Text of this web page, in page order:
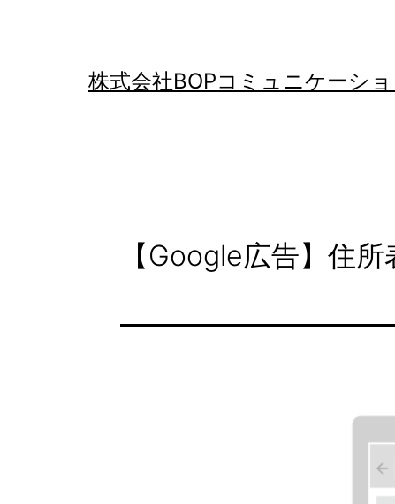
株式会社BOPコミュニケーシ
【Google広告】住